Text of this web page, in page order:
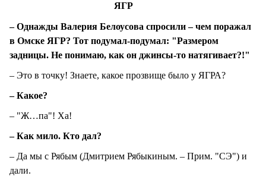
ЯГР
– Однажды Валерия Белоусова спросили – чем поражал
в Омске ЯГР? Тот подумал-подумал: "Размером
задницы. Не понимаю, как он джинсы-то натягивает?!"
– Это в точку! Знаете, какое прозвище было у ЯГРА?
– Какое?
– "Ж…па"! Ха!
– Как мило. Кто дал?
– Да мы с Рябым (Дмитрием Рябыкиным. – Прим. "СЭ") и
дали.